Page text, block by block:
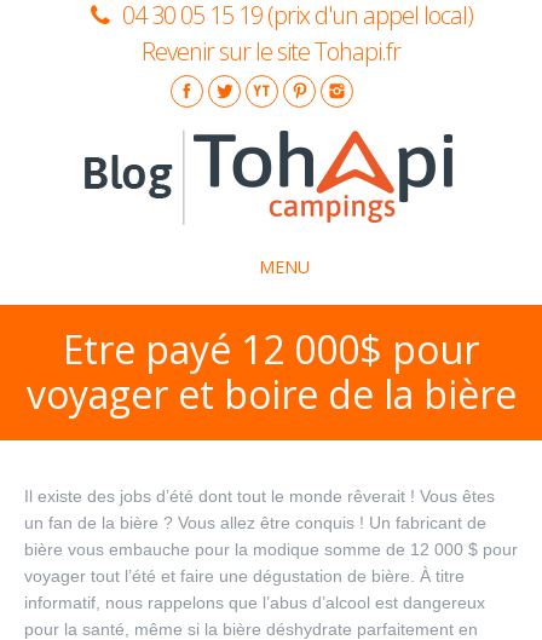
04 30 05 15 19 (prix d'un appel local)
Revenir sur le site Tohapi.fr
MENU
La marque Tohapi
Idées séjours
Etre payé 12 000$ pour
voyager et boire de la bière
Il existe des jobs d’été dont tout le monde rêverait ! Vous êtes
un fan de la bière ? Vous allez être conquis ! Un fabricant de
bière vous embauche pour la modique somme de 12 000 $ pour
voyager tout l’été et faire une dégustation de bière. À titre
informatif, nous rappelons que l’abus d’alcool est dangereux
pour la santé, même si la bière déshydrate parfaitement en